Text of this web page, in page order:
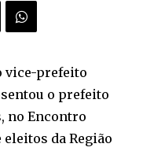
vice-prefeito
o prefeito
no Encontro
da Região